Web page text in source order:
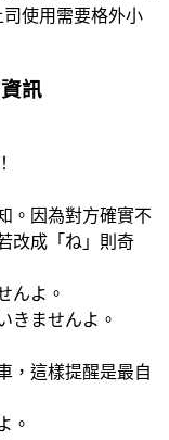
使用需要格外小
訊
。因為對方確實不
改成「ね」則奇
んよ。
きませんよ。
，這樣提醒是最自
。